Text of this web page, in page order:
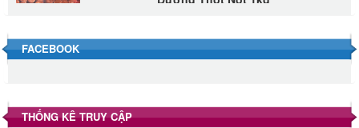
Đường phèn hạt Long An 500g
Đường phèn Long An bao 10kg
FACEBOOK
THỐNG KÊ TRUY CẬP